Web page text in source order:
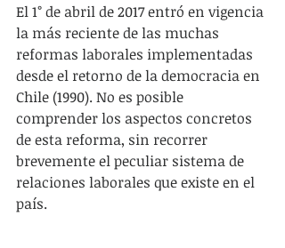
El 1° de abril de 2017 entró en vigencia
la más reciente de las muchas
reformas laborales implementadas
desde el retorno de la democracia en
Chile (1990). No es posible
comprender los aspectos concretos
de esta reforma, sin recorrer
brevemente el peculiar sistema de
relaciones laborales que existe en el
país.